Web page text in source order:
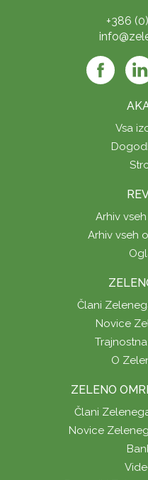
+386
Vsa
Arhiv
Arhiv vseh
Člani
Novice
O
ZELENO
Člani
Novice